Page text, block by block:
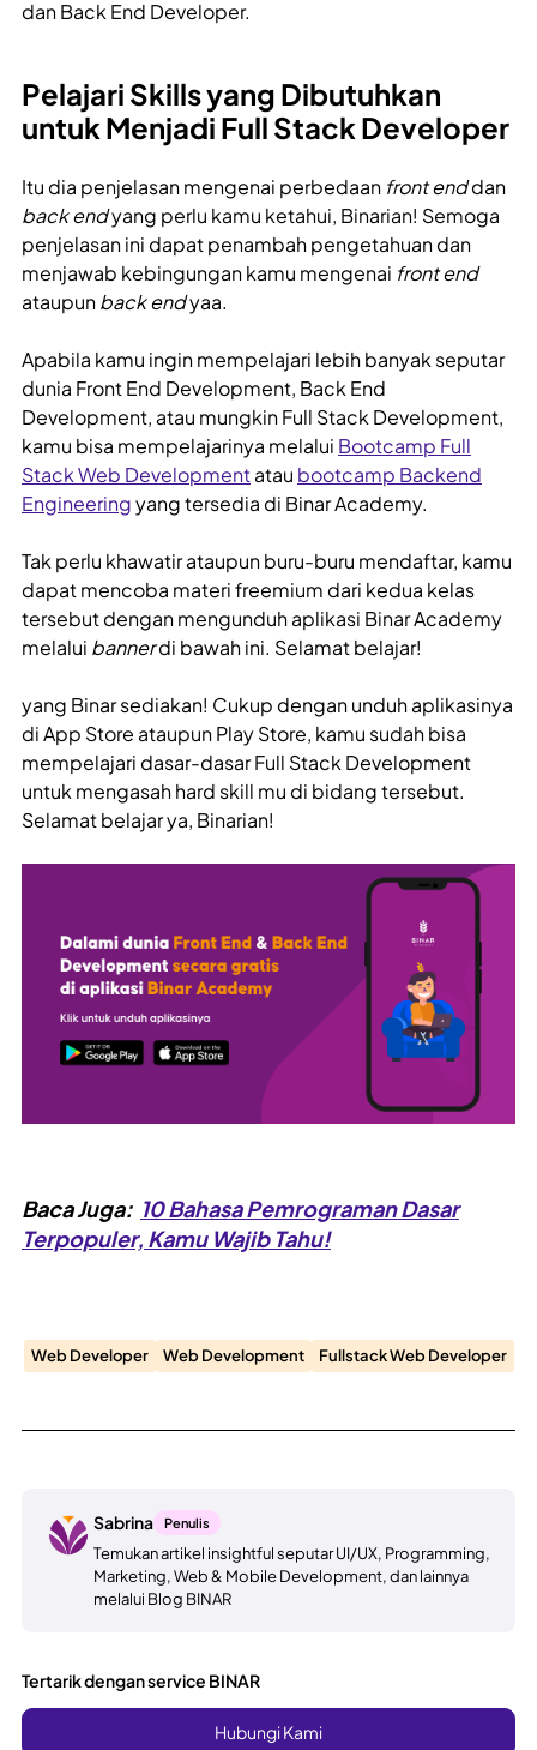
dan Back End Developer.
Pelajari Skills yang Dibutuhkan
untuk Menjadi Full Stack Developer
Itu dia penjelasan mengenai perbedaan front enddan
back endyang perlu kamu ketahui, Binarian! Semoga
penjelasan ini dapat penambah pengetahuan dan
menjawab kebingungan kamu mengenai front end
ataupunback endyaa.
Apabila kamu ingin mempelajari lebih banyak seputar
dunia Front End Development, Back End
Development, atau mungkin Full Stack Development,
kamu bisa mempelajarinya melalui Bootcamp Full
Stack Web Developmentatau bootcamp Backend
Engineeringyang tersedia di Binar Academy.
Tak perlu khawatir ataupun buru-buru mendaftar, kamu
dapat mencoba materi freemium dari kedua kelas
tersebut dengan mengunduh aplikasi Binar Academy
melalui bannerdi bawah ini. Selamat belajar!
yang Binar sediakan! Cukup dengan unduh aplikasinya
di App Store ataupun Play Store, kamu sudah bisa
mempelajari dasar-dasar Full Stack Development
untuk mengasah hard skill mu di bidang tersebut.
Selamat belajar ya, Binarian!
Baca Juga: 10 Bahasa Pemrograman Dasar
Terpopuler, Kamu Wajib Tahu!
Web Developer Web Development Fullstack Web Developer
Sabrina Penulis
Temukan artikel insightful seputar UI/UX, Programming,
Marketing, Web & Mobile Development, dan lainnya
melalui Blog BINAR
Tertarik dengan service BINAR
Hubungi Kami